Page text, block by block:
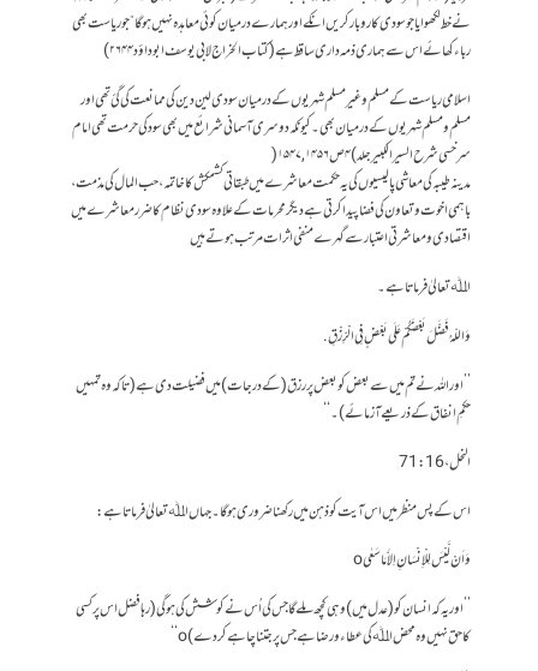
نے خط لکھوایا جو سودی کاروبار کریں انکے اور ہمارے درمیان کوئی معاہدہ نہیں ہوگا ” جو ریاست بھی
رباء کھائے اس سے ہماری ذمہ داری ساقط ہے (کتاب الخراج لابی یوسف ابوداؤد ۲۶۴۴)
اسلامی ریاست کے مسلم و غیرمسلم شہریوں کے درمیان سودی لین دین کی ممانعت کی گئ تھی اور
مسلم و مسلم شہریوں کے درمیان بھی۔ کیونکہ دوسری آسمانی شرائع میں بھی سود کی حرمت تھی امام
سرخسی شرح السیر الکبیر جلد) ۴ص۱۵۴۷,۱۴۵۶(
مدینہ طیبہ کی معاشی پالیسیوں کی یہ حکمت معاشرے میں طبقاتی کشمکش کا خاتمہ، حب المال کی مذمت،
باہمی اخوت و تعاون کی فضا پیدا کرتی ہے دیگر محرمات کے علاوہ سودی نظام کا ضرر معاشرے میں
اقتصادی و معاشرتی اعتبار سے گہرے منفی اثرات مرتب ہوتے ہیں
اﷲ تعالیٰ فرماتا ہے۔
وَاللّهُ فَضَّلَ بَعْضَكُمْ عَلَى بَعْضٍ فِي الْرِّزْقِ.
’’اور اللہ نے تم میں سے بعض کو بعض پر رزق (کے درجات) میں فضیلت دی ہے (تاکہ وہ تمہیں
حکمِ انفاق کے ذریعے آزمائے)۔‘‘
النحل، 16 : 71
اس کے پس منظر میں اس آیت کو ذہن میں رکھنا ضروری ہو گا۔ جہاں اﷲ تعالیٰ فرماتا ہے :
وَاَنْ لَّيْسَ لِلْاِنْسَانِ اِلاَّ مَا سَعٰیo
’’اور یہ کہ انسان کو (عدل میں) وہی کچھ ملے گا جس کی اُس نے کوشش کی ہو گی (رہا فضل اس پر کسی
کا حق نہیں وہ محض اﷲ کی عطاء و رضا ہے جس پر جتنا چاہے کر دے)o‘‘